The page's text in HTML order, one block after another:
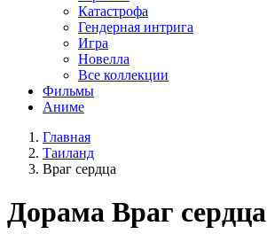
Катастрофа
Гендерная интрига
Игра
Новелла
Все коллекции
Фильмы
Аниме
Главная
Таиланд
Враг сердца
Дорама Враг сердца